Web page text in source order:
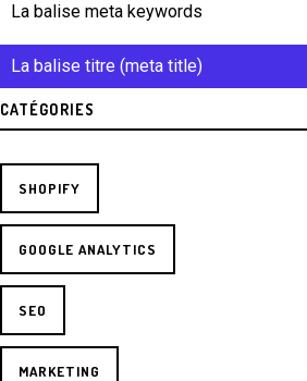
La balise meta keywords
La balise titre (meta title)
CATÉGORIES
SHOPIFY
GOOGLE ANALYTICS
SEO
MARKETING